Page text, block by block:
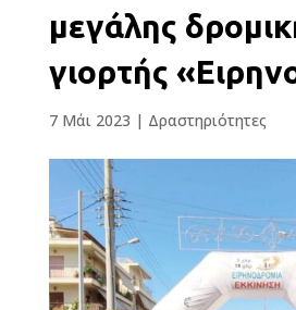
μεγάλης
γιορτής
7 Μάι 2023 | Δραστηριότητες